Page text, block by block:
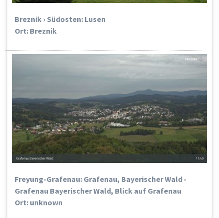
Breznik › Südosten: Lusen
Ort: Breznik
Freyung-Grafenau: Grafenau, Bayerischer Wald -
Grafenau Bayerischer Wald, Blick auf Grafenau
Ort: unknown